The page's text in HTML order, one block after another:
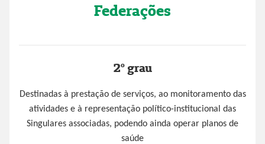
Federações
2º grau
Destinadas à prestação de serviços, ao monitoramento das
atividades e à representação político-institucional das
Singulares associadas, podendo ainda operar planos de
saúde